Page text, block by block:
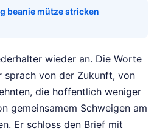
beanie mütze stricken
wieder an. Die Worte
sprach von der Zukunft, von
die hoffentlich weniger
gemeinsamem Schweigen am
Er schloss den Brief mit